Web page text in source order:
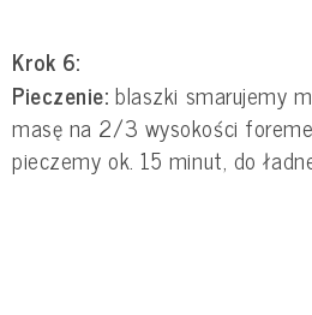
Krok 6:
Pieczenie: blaszki smarujemy
masę na 2/3 wysokości
pieczemy ok. 15 minut, do